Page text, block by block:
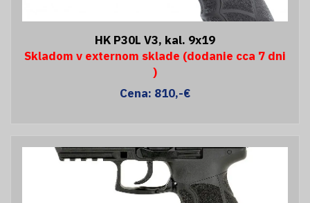
HK P30L V3, kal. 9x19
Skladom v externom sklade (dodanie cca 7 dni
)
Cena: 810,-€